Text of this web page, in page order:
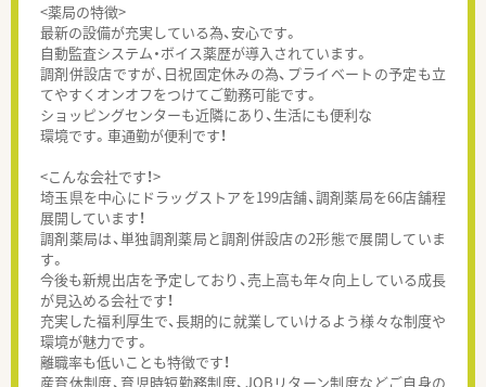
<薬局の特徴>
最新の設備が充実している為、安心です。
自動監査システム・ボイス薬歴が導入されています。
調剤併設店ですが、日祝固定休みの為、プライベートの予定も立
てやすくオンオフをつけてご勤務可能です。
ショッピングセンターも近隣にあり、生活にも便利な
環境です。車通勤が便利です！
<こんな会社です！>
埼玉県を中心にドラッグストアを199店舗、調剤薬局を66店舗程
展開しています！
調剤薬局は、単独調剤薬局と調剤併設店の2形態で展開していま
す。
今後も新規出店を予定しており、売上高も年々向上している成長
が見込める会社です！
充実した福利厚生で、長期的に就業していけるよう様々な制度や
環境が魅力です。
離職率も低いことも特徴です！
産育休制度、育児時短勤務制度、JOBリターン制度などご自身の